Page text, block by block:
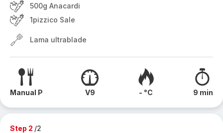
500g Anacardi
1pizzico Sale
Lama ultrablade
Manual P V9 - °C 9 min
Step 2 /2